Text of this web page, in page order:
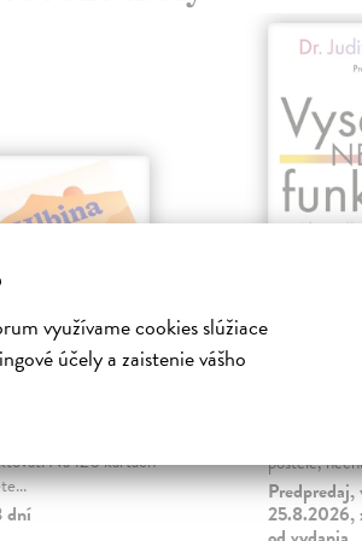
využívame cookies slúžiace
účely a zaistenie vášho
- karty
pre hlbšie rozhovory a
Na 120 kartách
dní
Nebojme sa
Pochmúrna
postele,
Predpredaj,
25.8.2026,